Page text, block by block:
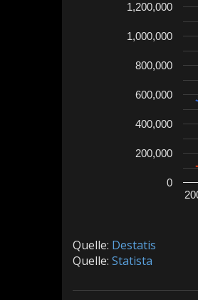
0
200,000
400,000
600,000
800,000
1,000,000
1,200,000
Quelle: Destatis
Quelle: Statista